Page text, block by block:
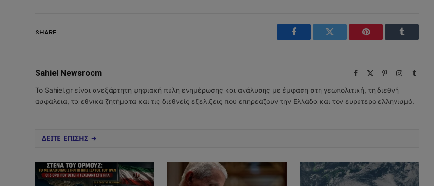
SHARE.
Facebook Twitter Pinterest Tumblr
Sahiel Newsroom Facebook PinterestInstagram
Tumblr
Το Sahiel.gr είναι ανεξάρτητη ψηφιακή πύλη ενημέρωσης και ανάλυσης με έμφαση στη γεωπολιτική, τη διεθνή
ασφάλεια, τα εθνικά ζητήματα και τις διεθνείς εξελίξεις που επηρεάζουν την Ελλάδα και τον ευρύτερο ελληνισμό.
ΔΕΙΤΕ ΕΠΙΣΗΣ →